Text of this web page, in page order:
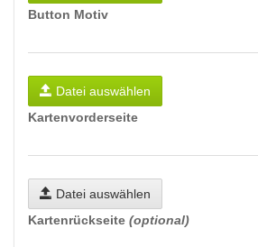
Button Motiv
Datei auswählen
Kartenvorderseite
Datei auswählen
Kartenrückseite (optional)